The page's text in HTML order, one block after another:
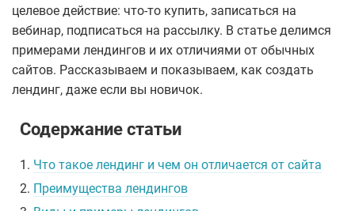
целевое действие: что-то купить, записаться на
вебинар, подписаться на рассылку. В статье делимся
примерами лендингов и их отличиями от обычных
сайтов. Рассказываем и показываем, как создать
лендинг, даже если вы новичок.
Содержание статьи
1. Что такое лендинг и чем он отличается от сайта
2. Преимущества лендингов